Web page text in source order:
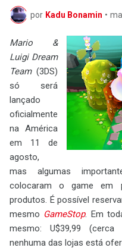
por Kadu Bonamin •
Mario &
Luigi Dream
Team(3DS)
só será
lançado
oficialmente
na América
em 11 de
agosto,
mas algumas
colocaram o game em
produtos. É possível
mesmo GameStop. Em
mesmo: U$39,99 (cerca
nenhuma das lojas está